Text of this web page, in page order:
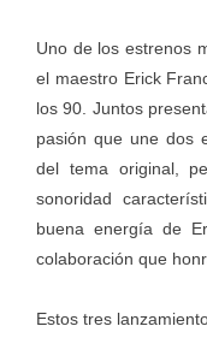
Uno de los estrenos
el maestro Erick
los 90. Juntos
pasión que une dos
del tema original,
sonoridad
buena energía de
colaboración que
Estos tres